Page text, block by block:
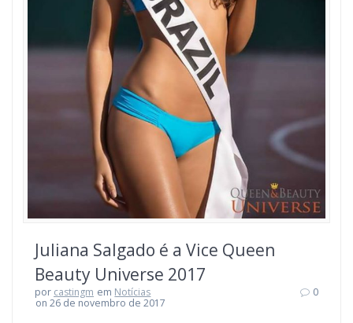
Juliana Salgado é a Vice Queen
Beauty Universe 2017
por castingm em Notícias
on 26 de novembro de 2017
0